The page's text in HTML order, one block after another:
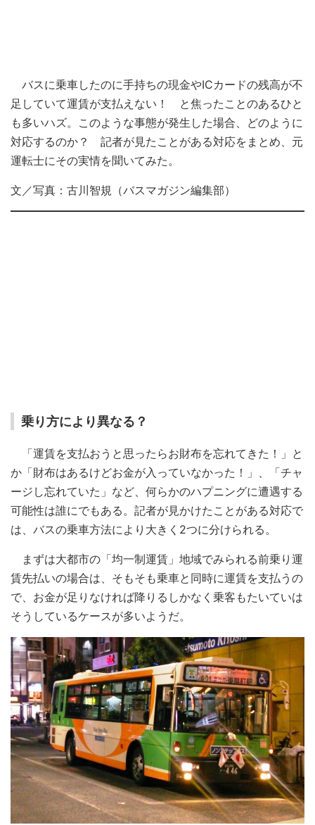
バスに乗車したのに手持ちの現金やICカードの残高が不
足していて運賃が支払えない！ と焦ったことのあるひと
も多いハズ。このような事態が発生した場合、どのように
対応するのか？ 記者が見たことがある対応をまとめ、元
運転士にその実情を聞いてみた。
文／写真：古川智規（バスマガジン編集部）
乗り方により異なる？
「運賃を支払おうと思ったらお財布を忘れてきた！」と
か「財布はあるけどお金が入っていなかった！」、「チャ
ージし忘れていた」など、何らかのハプニングに遭遇する
可能性は誰にでもある。記者が見かけたことがある対応で
は、バスの乗車方法により大きく2つに分けられる。
まずは大都市の「均一制運賃」地域でみられる前乗り運
賃先払いの場合は、そもそも乗車と同時に運賃を支払うの
で、お金が足りなければ降りるしかなく乗客もたいていは
そうしているケースが多いようだ。